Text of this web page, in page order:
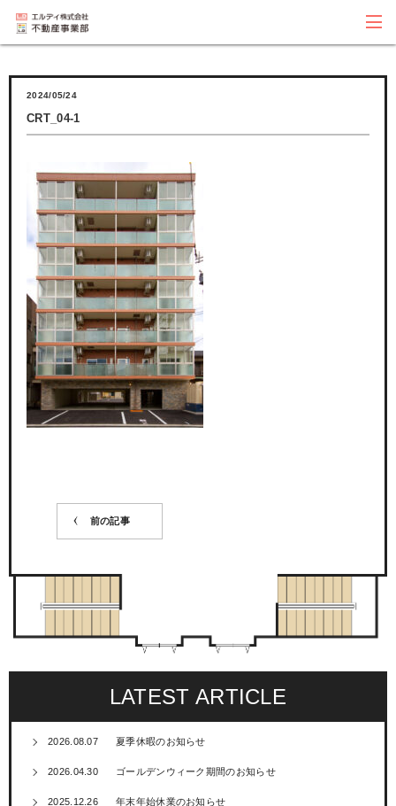
2024/05/24
CRT_04-1
前の記事
LATEST ARTICLE
2026.08.07 夏季休暇のお知らせ
2026.04.30 ゴールデンウィーク期間のお知らせ
2025.12.26 年末年始休業のお知らせ